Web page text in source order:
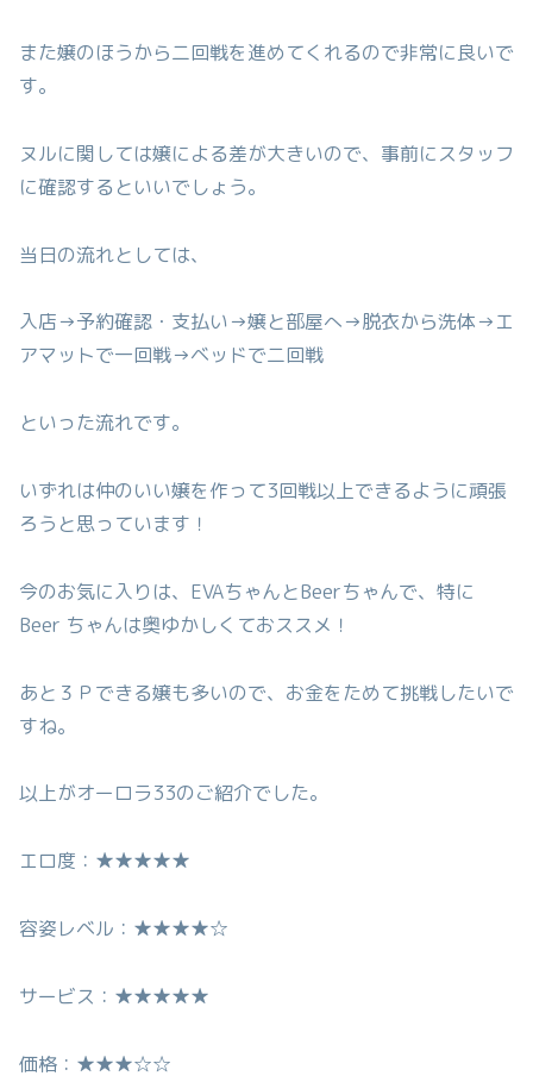
また嬢のほうから二回戦を進めてくれるので非常に良いで
す。
ヌルに関しては嬢による差が大きいので、事前にスタッフ
に確認するといいでしょう。
当日の流れとしては、
入店→予約確認・支払い→嬢と部屋へ→脱衣から洗体→エ
アマットで一回戦→ベッドで二回戦
といった流れです。
いずれは仲のいい嬢を作って3回戦以上できるように頑張
ろうと思っています！
今のお気に入りは、EVAちゃんとBeerちゃんで、特に
Beer ちゃんは奥ゆかしくておススメ！
あと３Ｐできる嬢も多いので、お金をためて挑戦したいで
すね。
以上がオーロラ33のご紹介でした。
エロ度：★★★★★
容姿レベル：★★★★☆
サービス：★★★★★
価格：★★★☆☆